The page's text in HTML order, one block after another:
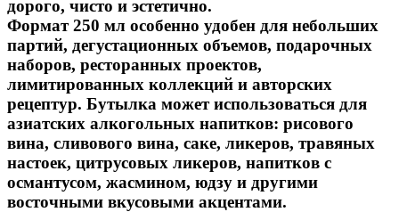
дорого, чисто и эстетично.
Формат250 мл особенно удобен для небольших
партий, дегустационных объемов, подарочных
наборов, ресторанных проектов,
лимитированных коллекций и авторских
рецептур. Бутылка может использоваться для
азиатских алкогольных напитков: рисового
вина, сливового вина, саке, ликеров, травяных
настоек, цитрусовых ликеров, напитков с
османтусом, жасмином, юдзу и другими
восточными вкусовыми акцентами.